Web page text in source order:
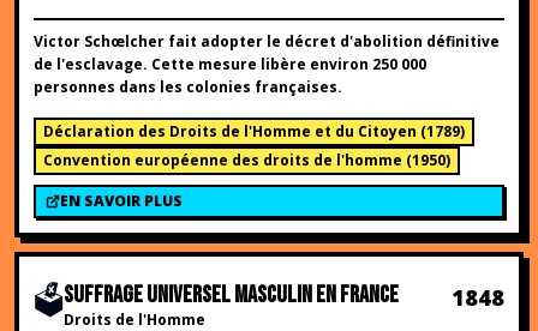
Victor Schœlcher fait adopter le décret d'abolition définitive
de l'esclavage. Cette mesure libère environ 250 000
personnes dans les colonies françaises.
Déclaration des Droits de l'Homme et du Citoyen (1789)
Convention européenne des droits de l'homme (1950)
EN SAVOIR PLUS
🗳️SUFFRAGE UNIVERSEL MASCULIN EN FRANCE
Droits de l'Homme
1848